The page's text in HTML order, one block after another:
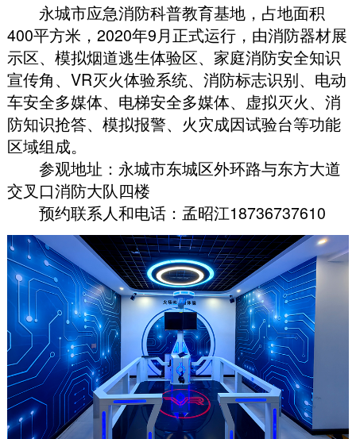
永城市应急消防科普教育基地， 占地面积
400平方米 ， 2020年9月正式运行， 由消防器材展
示区、模拟烟道逃生体验区、家庭消防安全知识
宣传角、VR灭火体验系统、消防标志识别、电动
车安全多媒体、电梯安全多媒体、虚拟灭火、消
防知识抢答、模拟报警、火灾成因试验台等功能
区域组成。
参观地址：永城市东城区外环路与东方大道
交叉口消防大队四楼
预约联系人和电话：孟昭江18736737610